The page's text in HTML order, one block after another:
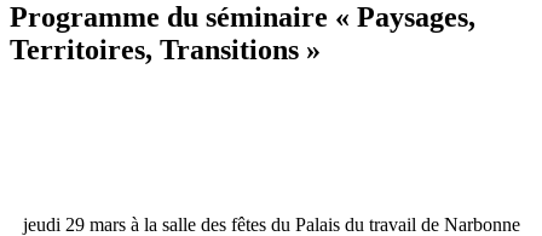
Programme du séminaire « Paysages,
Territoires, Transitions »
jeudi 29 mars à la salle des fêtes du Palais du travail de Narbonne